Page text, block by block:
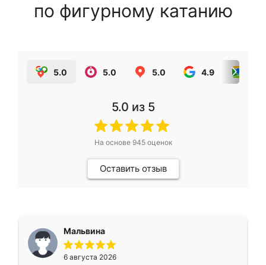
по фигурному катанию
5.0 5.0 5.0 4.9
5.0 из 5
На основе 945оценок
Оставить отзыв
Мальвина
6 августа 2026